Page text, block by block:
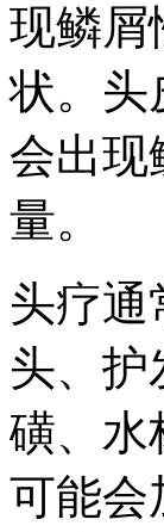
现鳞屑
状。头
会出现
量。
头疗通
头、护
磺、水
可能会